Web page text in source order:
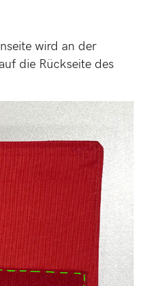
wird an der
die Rückseite des